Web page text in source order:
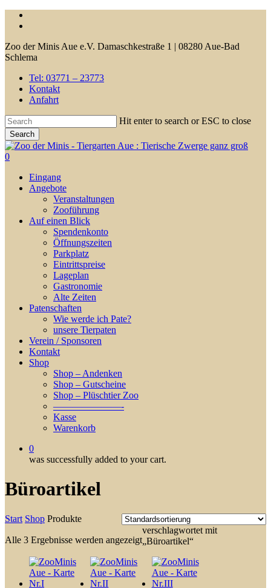
Skip
content
Zoo der Minis Aue e.V. Damaschkestraße 1 | 08280 Aue-Bad
Schlema
Tel: 03771 – 23773
Kontakt
Anfahrt
Hit enter to search or ESC to close
Search
Close
Search
0
Eingang
Angebote
Veranstaltungen
Zooführung
Auf einen Blick
Spendenkonto
Öffnungszeiten
Parkplatz
Eintrittspreise
Lageplan
Gastronomie
Alte Zeiten
Patenschaften
Wie werde ich Pate?
unsere Tierpaten
Verein / Sponsoren
Kontakt
Shop
Shop – Andenken
Shop – Gutscheine
Shop – Plüschtier Zoo
———————-
Kasse
Warenkorb
0
was successfully added to your cart.
Büroartikel
Alle 3 Ergebnisse werden angezeigt
Start Shop Produkte
verschlagwortet mit
„Büroartikel“